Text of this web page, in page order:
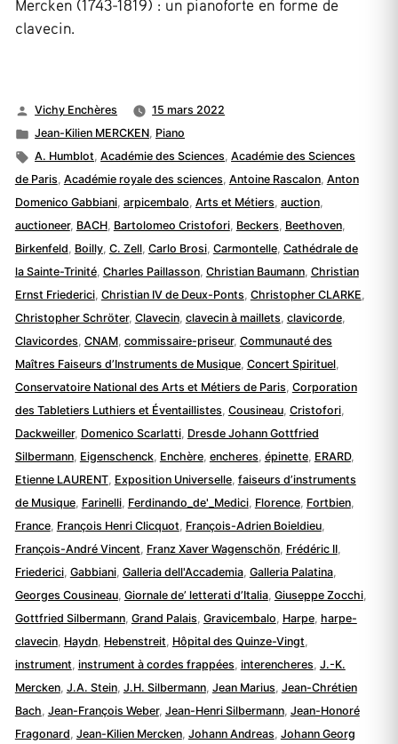
Mercken (1743-1819) : un pianoforte en forme de
clavecin.
Publié
par
Vichy Enchères
15 mars 2022
Publié
dans
Jean-Kilien MERCKEN Piano
Étiquettes :
A. Humblot ,Académie des Sciences ,Académie des Sciences
de Paris Académie royale des sciences Antoine Rascalon, Anton
Domenico Gabbiani, arpicembalo Arts et Métiers auction,
auctioneer, BACH, Bartolomeo Cristofori, Beckers Beethoven,
Birkenfeld Boilly, C. Zell, Carlo Brosi, Carmontelle, Cathédrale de
la Sainte-Trinité, Charles Paillasson, Christian Baumann, Christian
Ernst Friederici, Christian IV de Deux-Ponts Christopher CLARKE
Christopher Schröter, Clavecin, clavecin à maillets clavicorde,
Clavicordes CNAM, commissaire-priseur, Communauté des
Maîtres Faiseurs d’Instruments de Musique, Concert Spirituel,
Conservatoire National des Arts et Métiers de Paris Corporation
des Tabletiers Luthiers et Éventaillistes Cousineau, Cristofori,
Dackweiller, Domenico Scarlatti, Dresde Johann Gottfried
Silbermann, Eigenschenck, Enchère, encheres épinette, ERARD,
Etienne LAURENT, Exposition Universelle, faiseurs d’instruments
de Musique, Farinelli, Ferdinando_de'_Medici, Florence, Fortbien,
France, François Henri Clicquot François-Adrien Boieldieu,
François-André Vincent Franz Xaver Wagenschön, Frédéric II,
Friederici, Gabbiani, Galleria dell'Accademia, Galleria Palatina,
Georges Cousineau, Giornale de’ letterati d’Italia, Giuseppe Zocchi,
Gottfried Silbermann, Grand Palais Gravicembalo Harpe, harpe-
clavecin, Haydn, Hebenstreit Hôpital des Quinze-Vingt
instrument instrument à cordes frappées interencheres J.-K.
Mercken, J.A. Stein, J.H. Silbermann, Jean Marius Jean-Chrétien
Bach Jean-François Weber, Jean-Henri Silbermann, Jean-Honoré
Fragonard Jean-Kilien Mercken, Johann Andreas Johann Georg